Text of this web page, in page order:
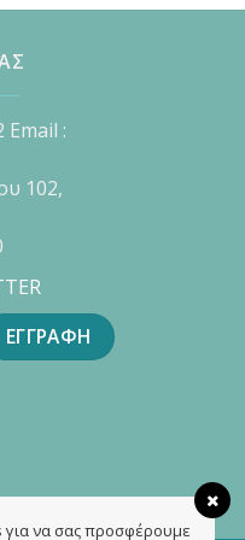
:
102,
να σας προσφέρουμε